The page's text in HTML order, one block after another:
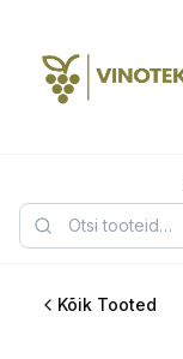
Kõik Tooted